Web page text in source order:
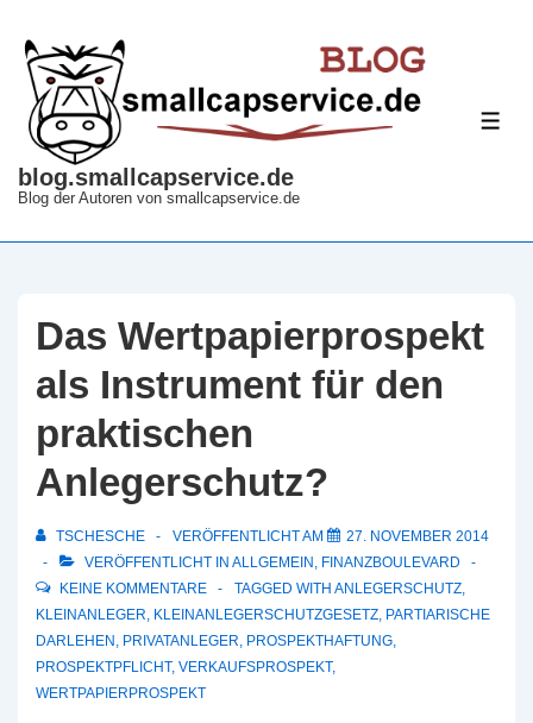
Zum
Inhalt
blog.smallcapservice.de
Blog der Autoren von smallcapservice.de
Das Wertpapierprospekt
als Instrument für den
praktischen
Anlegerschutz?
TSCHESCHE VERÖFFENTLICHT AM
27. NOVEMBER 2014
VERÖFFENTLICHT IN ALLGEMEIN, FINANZBOULEVARD
KEINE KOMMENTARE
TAGGED WITH ANLEGERSCHUTZ,
KLEINANLEGER, KLEINANLEGERSCHUTZGESETZ, PARTIARISCHE
DARLEHEN, PRIVATANLEGER, PROSPEKTHAFTUNG,
PROSPEKTPFLICHT, VERKAUFSPROSPEKT,
WERTPAPIERPROSPEKT